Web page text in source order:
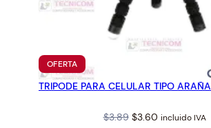
OFERTAPRODUCTO
EN
OFERTA
TRIPODE PARA CELULAR TIPO ARAÑA
$3.89 Original
$3.60Current
incluido IVA